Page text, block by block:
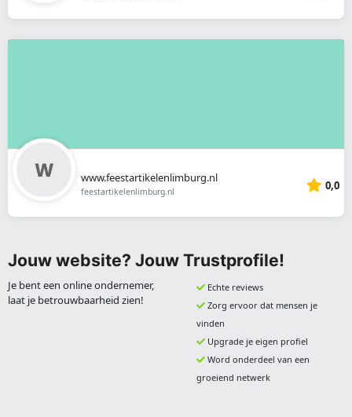
www.feestartikelenlimburg.nl
feestartikelenlimburg.nl 0,0
Jouw website? Jouw Trustprofile!
Je bent een online ondernemer,
laat je betrouwbaarheid zien!
Echte reviews
Zorg ervoor dat mensen je
vinden
Upgrade je eigen profiel
Word onderdeel van een
groeiend netwerk